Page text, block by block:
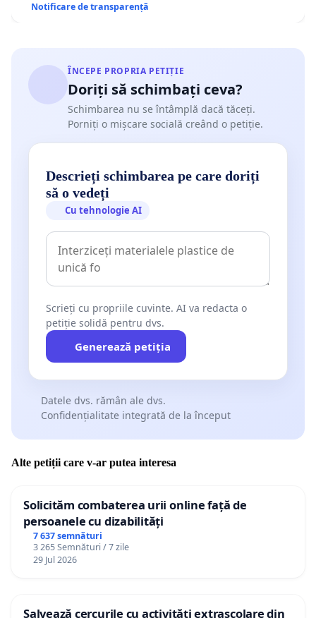
Notificare de transparență
ÎNCEPE PROPRIA PETIȚIE
Doriți să schimbați ceva?
Schimbarea nu se întâmplă dacă tăceți.
Porniți o mișcare socială creând o petiție.
Descrieți schimbarea pe care doriți
să o vedeți
Cu tehnologie AI
Scrieți cu propriile cuvinte. AI va redacta o
petiție solidă pentru dvs.
Generează petiția
Datele dvs. rămân ale dvs.
Confidențialitate integrată de la început
Alte petiții care v-ar putea interesa
Solicităm combaterea urii online față de
persoanele cu dizabilități
7 637 semnături
3 265 Semnături / 7 zile
29 Jul 2026
Salvează cercurile cu activități extrașcolare din